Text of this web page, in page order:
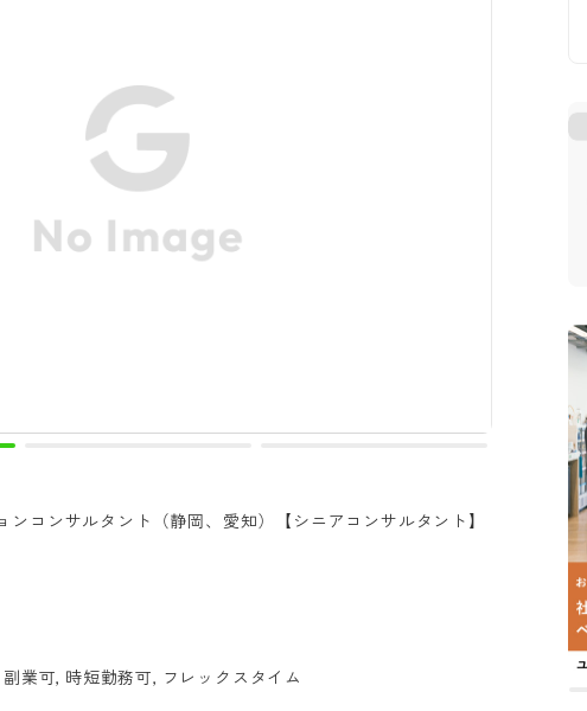
ンコンサルタント（静岡、愛知）【シニアコンサルタント】
業可, 時短勤務可, フレックスタイム